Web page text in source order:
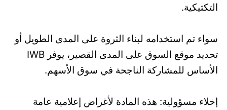
التكتيكية.
سواء تم استخدامه لبناء الثروة على المدى الطويل أو
تحديد موقع السوق على المدى القصير، يوفر IWB
الأساس للمشاركة الناجحة في سوق الأسهم.
إخلاء مسؤولية: هذه المادة لأغراض إعلامية عامة